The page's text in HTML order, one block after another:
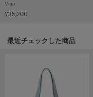
ル
LILY BROWN
リリーブラウン
Viga
¥35,200
関連記事
最近チェックした商品